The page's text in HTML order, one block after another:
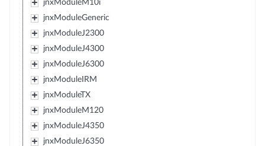
jnxModuleM10i
jnxModuleGeneric
jnxModuleJ2300
jnxModuleJ4300
jnxModuleJ6300
jnxModuleIRM
jnxModuleTX
jnxModuleM120
jnxModuleJ4350
jnxModuleJ6350